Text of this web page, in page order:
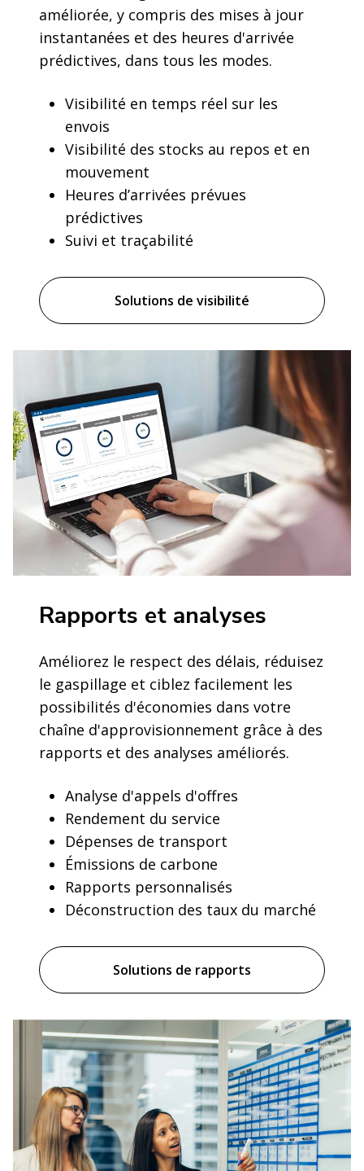
améliorée, y compris des mises à jour
instantanées et des heures d'arrivée
prédictives, dans tous les modes.
Visibilité en temps réel sur les
envois
Visibilité des stocks au repos et en
mouvement
Heures d’arrivées prévues
prédictives
Suivi et traçabilité
Solutions de visibilité
Rapports et analyses
Améliorez le respect des délais, réduisez
le gaspillage et ciblez facilement les
possibilités d'économies dans votre
chaîne d'approvisionnement grâce à des
rapports et des analyses améliorés.
Analyse d'appels d'offres
Rendement du service
Dépenses de transport
Émissions de carbone
Rapports personnalisés
Déconstruction des taux du marché
Solutions de rapports